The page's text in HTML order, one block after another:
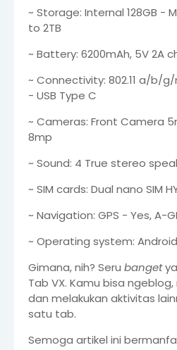
~ Storage: Internal 128GB -
to 2TB
~ Battery: 6200mAh, 5V 2A
~ Connectivity: 802.11 a/b/
- USB Type C
~ Cameras: Front Camera
8mp
~ Sound: 4 True stereo
~ SIM cards: Dual nano SIM
~ Navigation: GPS - Yes, A-
~ Operating system: Android
Gimana, nih? Seru banget
Tab VX. Kamu bisa
dan melakukan aktivitas
satu tab.
Semoga artikel ini